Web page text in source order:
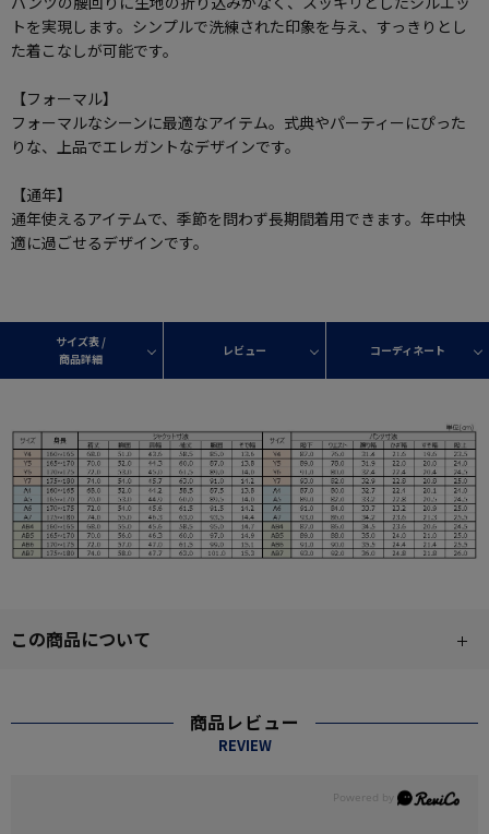
トを実現します。シンプルで洗練された印象を与え、すっきりとし
た着こなしが可能です。
【フォーマル】
フォーマルなシーンに最適なアイテム。式典やパーティーにぴった
りな、上品でエレガントなデザインです。
【通年】
通年使えるアイテムで、季節を問わず長期間着用できます。年中快
適に過ごせるデザインです。
サイズ表 /
商品詳細
レビュー コーディネート
この商品について
商品レビュー
REVIEW